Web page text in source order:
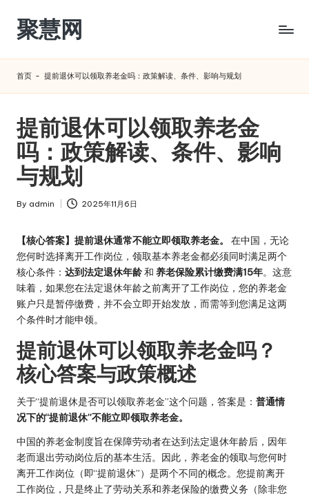
Skip
content
聚慧网
首页 - 提前退休可以领取养老金吗：政策解读、条件、影响与规划
提前退休可以领取养老金
吗：政策解读、条件、影响
与规划
Posted
By admin 2025年11月6日
【核心答案】提前退休通常不能立即领取养老金。
在中国，无论
您何时选择离开工作岗位，领取基本养老金都必须同时满足两个
核心条件： 达到法定退休年龄和 养老保险累计缴费满15年。这意
味着，如果您在法定退休年龄之前离开了工作岗位，您的养老金
账户只是暂停缴费，并不会立即开始发放，而需等到您满足这两
个条件时才能申领。
提前退休可以领取养老金吗？
核心答案与政策概述
关于“提前退休是否可以领取养老金”这个问题，答案是： 普通情
况下的“提前退休”不能立即领取养老金。
中国的养老金制度旨在保障劳动者在达到法定退休年龄后，因年
老而退出劳动岗位后的基本生活。因此，养老金的领取与您何时
离开工作岗位（即“提前退休”）是两个不同的概念。您提前离开
工作岗位，只是终止了劳动关系和养老保险的缴费义务（除非您